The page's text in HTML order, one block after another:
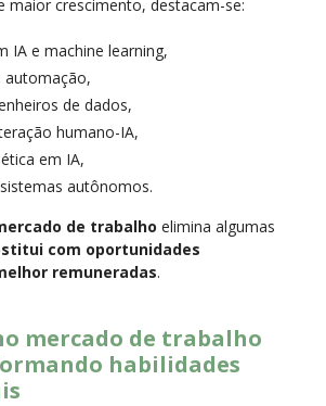
maior crescimento, destacam-se:
IA e machine learning,
automação,
de dados,
humano-IA,
em IA,
autônomos.
de trabalho elimina algumas
com oportunidades
remuneradas.
mercado de trabalho
habilidades